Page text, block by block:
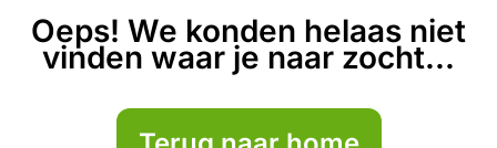
Oeps! We konden helaas niet
vinden waar je naar zocht...